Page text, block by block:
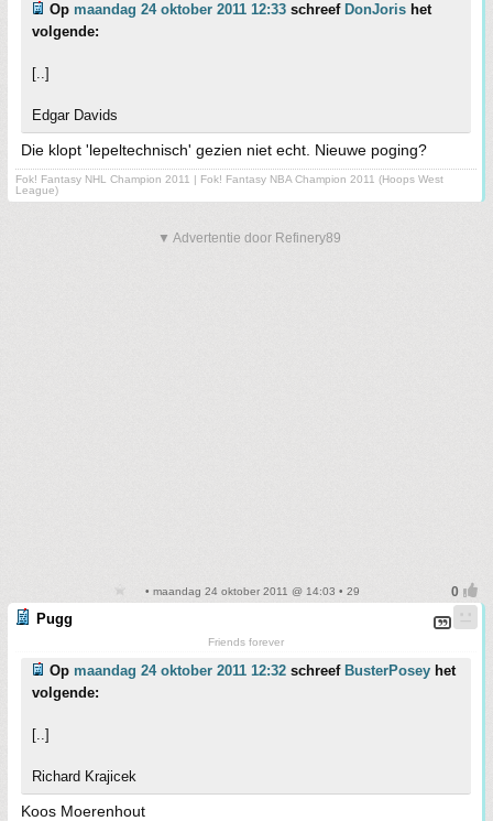
Op maandag 24 oktober 2011 12:33 schreef DonJoris het
volgende:
[..]
Edgar Davids
Die klopt 'lepeltechnisch' gezien niet echt. Nieuwe poging?
Fok! Fantasy NHL Champion 2011 | Fok! Fantasy NBA Champion 2011 (Hoops West
League)
▼ Advertentie door Refinery89
• maandag 24 oktober 2011 @ 14:03 • 29
Pugg
Friends forever
Op maandag 24 oktober 2011 12:32 schreef BusterPosey het
volgende:
[..]
Richard Krajicek
Koos Moerenhout